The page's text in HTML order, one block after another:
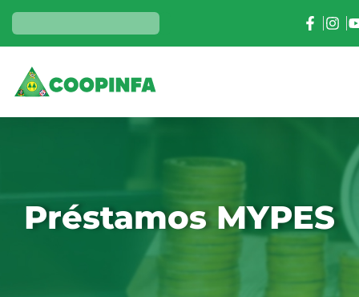
Préstamos MYPES